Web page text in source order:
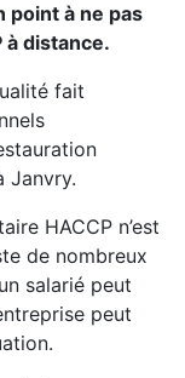
point à ne pas
à distance.
fait
Janvry.
HACCP n’est
de nombreux
salarié peut
peut